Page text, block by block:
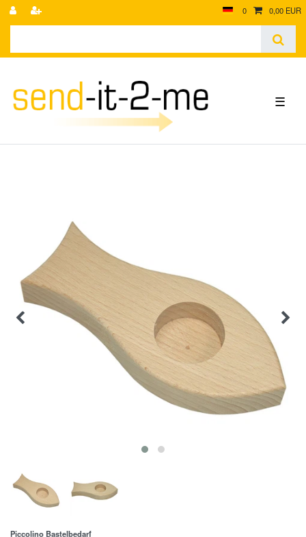
0 0,00 EUR
☰
Piccolino Bastelbedarf